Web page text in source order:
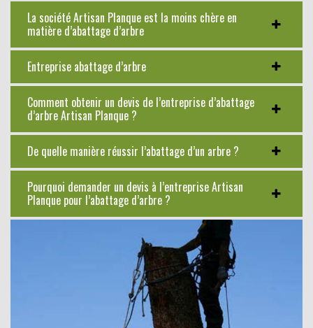
La société Artisan Planque est la moins chère en
matière d’abattage d’arbre
Entreprise abattage d’arbre
Comment obtenir un devis de l’entreprise d’abattage
d’arbre Artisan Planque ?
De quelle manière réussir l’abattage d’un arbre ?
Pourquoi demander un devis à l’entreprise Artisan
Planque pour l’abattage d’arbre ?